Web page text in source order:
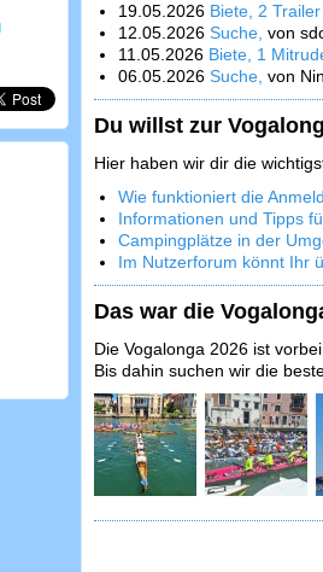
19.05.2026 Biete, 2
12.05.2026 Suche, von
11.05.2026 Biete, 1
06.05.2026 Suche, von
Du willst zur
Hier haben wir dir die
Wie funktioniert die
Informationen und Tipps
Campingplätze in der
Im Nutzerforum könnt Ihr
Das war die
Die Vogalonga 2026 ist
Bis dahin suchen wir die